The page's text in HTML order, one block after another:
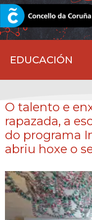
EDUCACIÓN
CORUNA.GAL
O talento e
rapazada, a
do programa
abriu hoxe o